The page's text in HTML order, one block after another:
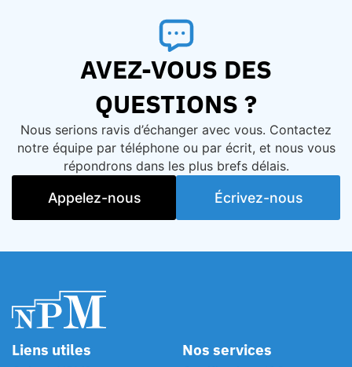
AVEZ-VOUS DES
QUESTIONS ?
Nous serions ravis d’échanger avec vous. Contactez
notre équipe par téléphone ou par écrit, et nous vous
répondrons dans les plus brefs délais.
Appelez-nous Écrivez-nous
Liens utiles Nos services